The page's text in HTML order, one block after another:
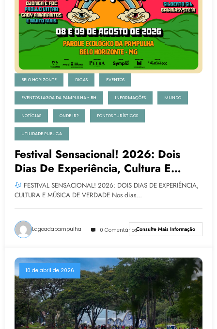
BELO HORIZONTE DICAS EVENTOS
EVENTOS LAGOA DA PAMPULHA - BH INFORMAÇÕES MUNDO
NOTÍCIAS ONDE IR? PONTOS TURÍSTICOS
UTILIDADE PUBLICA
Festival Sensacional! 2026: Dois
Dias De Experiência, Cultura E
Música De Verdade
FESTIVAL SENSACIONAL! 2026: DOIS DIAS DE EXPERIÊNCIA,
CULTURA E MÚSICA DE VERDADE Nos dias…
Lagoadapampulha 0 ComentáriosConsulte Mais Informação
10 de abril de 2026